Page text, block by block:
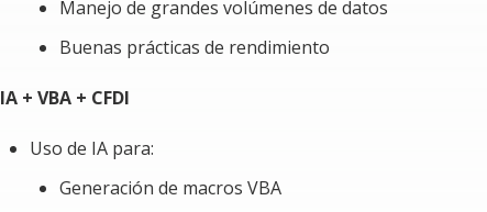
Baja eficiencia en análisis y toma de decisiones
Requerimiento especial para el curso
Excel 365.
Manejo de grandes volúmenes de datos
Buenas prácticas de rendimiento
IA + VBA + CFDI
Uso de IA para:
Generación de macros VBA